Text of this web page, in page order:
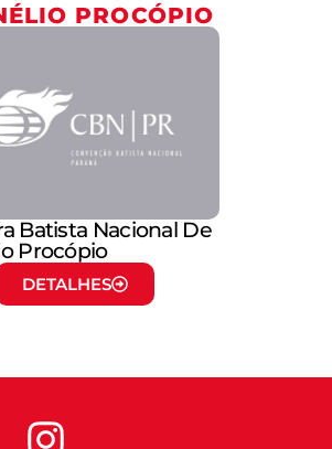
PROCÓPIO
Batista Nacional De
Procópio
DETALHES